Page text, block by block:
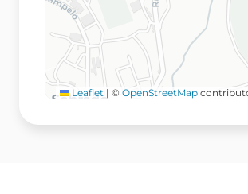
Leaflet | © OpenStreetMap